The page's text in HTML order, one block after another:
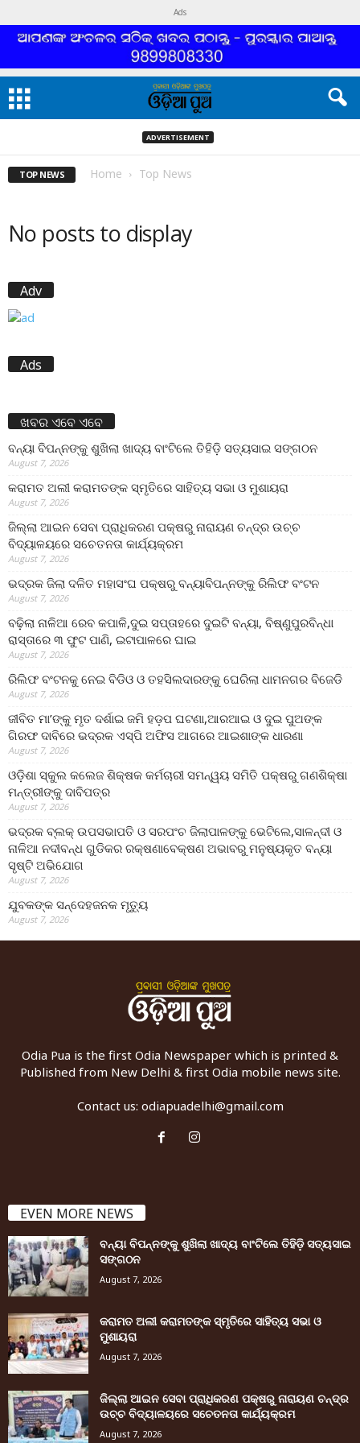
Ads
ADVERTISEMENT
TOP NEWS Home Top News
No posts to display
Adv
Ads
ଖବର ଏବେ ଏବେ
ବନ୍ୟା ବିପନ୍ନଙ୍କୁ ଶୁଖିଲା ଖାଦ୍ୟ ବାଂଟିଲେ ତିହିଡି଼ ସତ୍ୟସାଇ ସଙ୍ଗଠନ
August 7, 2026
କରାମତ ଅଲୀ କରାମତଙ୍କ ସ୍ମୃତିରେ ସାହିତ୍ୟ ସଭା ଓ ମୁଶାୟରା
August 7, 2026
ଜିଲ୍ଲା ଆଇନ ସେବା ପ୍ରାଧିକରଣ ପକ୍ଷରୁ ନାରାୟଣ ଚନ୍ଦ୍ର ଉଚ୍ଚ
ବିଦ୍ୟାଳୟରେ ସଚେତନତା କାର୍ଯ୍ୟକ୍ରମ
August 7, 2026
ଭଦ୍ରକ ଜିଲା ଦଳିତ ମହାସଂଘ ପକ୍ଷରୁ ବନ୍ୟାବିପନ୍ନଙ୍କୁ ରିଲିଫ ବଂଟନ
August 7, 2026
ବଢ଼ିଲା ନାଳିଆ ରେବ କପାଳି,ଦୁଇ ସପ୍ତାହରେ ଦୁଇଟି ବନ୍ୟା, ବିଷ୍ଣୁପୁରବିନ୍ଧା
ରାସ୍ତାରେ ୩ ଫୁଟ ପାଣି, ଇଟାପାଳରେ ଘାଇ
August 7, 2026
ରିଲିଫ ବଂଟନକୁ ନେଇ ବିଡିଓ ଓ ତହସିଲଦାରଙ୍କୁ ଘେରିଲା ଧାମନଗର ବିଜେଡି
August 7, 2026
ଜୀବିତ ମା’ଙ୍କୁ ମୃତ ଦର୍ଶାଇ ଜମି ହଡ଼ପ ଘଟଣା,ଆରଆଇ ଓ ଦୁଇ ପୁଅଙ୍କ
ଗିରଫ ଦାବିରେ ଭଦ୍ରକ ଏସ୍‌ପି ଅଫିସ ଆଗରେ ଆଇଶାଙ୍କ ଧାରଣା
August 7, 2026
ଓଡ଼ିଶା ସ୍କୁଲ କଲେଜ ଶିକ୍ଷକ କର୍ମଚାରୀ ସମନ୍ୱୟ ସମିତି ପକ୍ଷରୁ ଗଣଶିକ୍ଷା
ମନ୍ତ୍ରୀଙ୍କୁ ଦାବିପତ୍ର
August 7, 2026
ଭଦ୍ରକ ବ୍ଲକ୍ ଉପସଭାପତି ଓ ସରପଂଚ ଜିଲାପାଳଙ୍କୁ ଭେଟିଲେ,ସାଳନ୍ଦୀ ଓ
ନାଳିଆ ନଦୀବନ୍ଧ ଗୁଡିକର ରକ୍ଷଣାବେକ୍ଷଣ ଅଭାବରୁ ମନୁଷ୍ୟକୃତ ବନ୍ୟା
ସୃଷ୍ଟି ଅଭିଯୋଗ
August 7, 2026
ଯୁବକଙ୍କ ସନ୍ଦେହଜନକ ମୃତ୍ୟୁ
August 7, 2026
Odia Pua is the first Odia Newspaper which is printed &
Published from New Delhi & first Odia mobile news site.
Contact us: odiapuadelhi@gmail.com
EVEN MORE NEWS
ବନ୍ୟା ବିପନ୍ନଙ୍କୁ ଶୁଖିଲା ଖାଦ୍ୟ ବାଂଟିଲେ ତିହିଡି଼ ସତ୍ୟସାଇ
ସଙ୍ଗଠନ
August 7, 2026
କରାମତ ଅଲୀ କରାମତଙ୍କ ସ୍ମୃତିରେ ସାହିତ୍ୟ ସଭା ଓ
ମୁଶାୟରା
August 7, 2026
ଜିଲ୍ଲା ଆଇନ ସେବା ପ୍ରାଧିକରଣ ପକ୍ଷରୁ ନାରାୟଣ ଚନ୍ଦ୍ର
ଉଚ୍ଚ ବିଦ୍ୟାଳୟରେ ସଚେତନତା କାର୍ଯ୍ୟକ୍ରମ
August 7, 2026